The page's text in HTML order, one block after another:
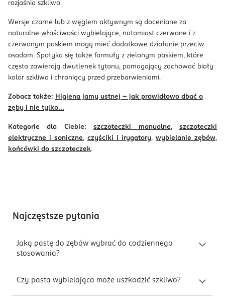
rozjaśnia szkliwo.
Wersje czarne lub z węglem aktywnym są doceniane za
naturalne właściwości wybielające, natomiast czerwone i z
czerwonym paskiem mogą mieć dodatkowe działanie przeciw
osadom. Spotyka się także formuły z zielonym paskiem, które
często zawierają dwutlenek tytanu, pomagający zachować biały
kolor szkliwa i chroniący przed przebarwieniami.
Zobacz także: Higiena jamy ustnej – jak prawidłowo dbać o
zęby i nie tylko...
Kategorie dla Ciebie: szczoteczki manualne,szczoteczki
elektryczne i soniczne, czyściki i irygatory, wybielanie zębów,
końcówki do szczoteczek.
Najczęstsze pytania
Jaką pastę do zębów wybrać do codziennego
stosowania?
Czy pasta wybielająca może uszkodzić szkliwo?